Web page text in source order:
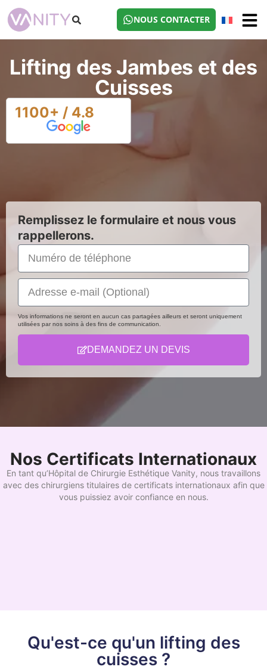
NOUS CONTACTER
Lifting des Jambes et des
Cuisses
1100+ / 4.8
Remplissez le formulaire et nous vous
rappellerons.
Vos informations ne seront en aucun cas partagées ailleurs et seront uniquement
utilisées par nos soins à des fins de communication.
DEMANDEZ UN DEVIS
Nos Certificats Internationaux
En tant qu’Hôpital de Chirurgie Esthétique Vanity, nous travaillons
avec des chirurgiens titulaires de certificats internationaux afin que
vous puissiez avoir confiance en nous.
Qu'est-ce qu'un lifting des
cuisses ?